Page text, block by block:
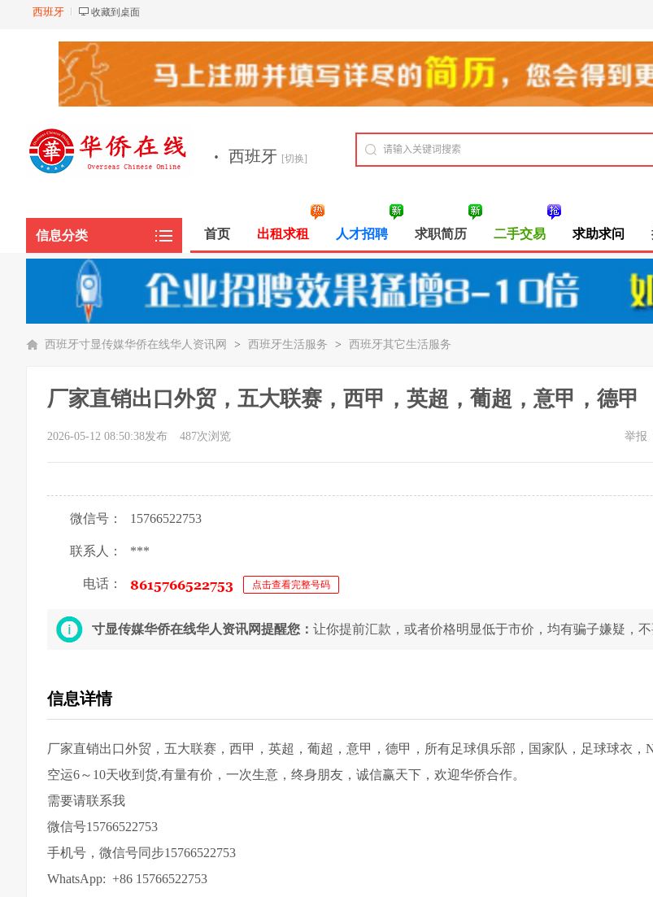
西班牙 收藏到桌面
· 西班牙 [切换]
信息分类 首页 出租求租 人才招聘 求职简历 二手交易 求助求问
西班牙寸显传媒华侨在线华人资讯网 > 西班牙生活服务 > 西班牙其它生活服务
厂家直销出口外贸，五大联赛，西甲，英超，葡超，意甲，德甲
2026-05-12 08:50:38发布 487次浏览 举报
微信号： 15766522753
联系人： ***
电话： 点击查看完整号码
寸显传媒华侨在线华人资讯网提醒您： 让你提前汇款，或者价格明显低于市价，均有骗子嫌疑，不
信息详情
厂家直销出口外贸，五大联赛，西甲，英超，葡超，意甲，德甲，所有足球俱乐部，国家队，足球球衣，
空运6～10天收到货,有量有价，一次生意，终身朋友，诚信赢天下，欢迎华侨合作。
需要请联系我
微信号15766522753
手机号，微信号同步15766522753
WhatsApp: +86 15766522753